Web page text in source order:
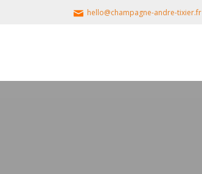
hello@champagne-andre-tixier.fr